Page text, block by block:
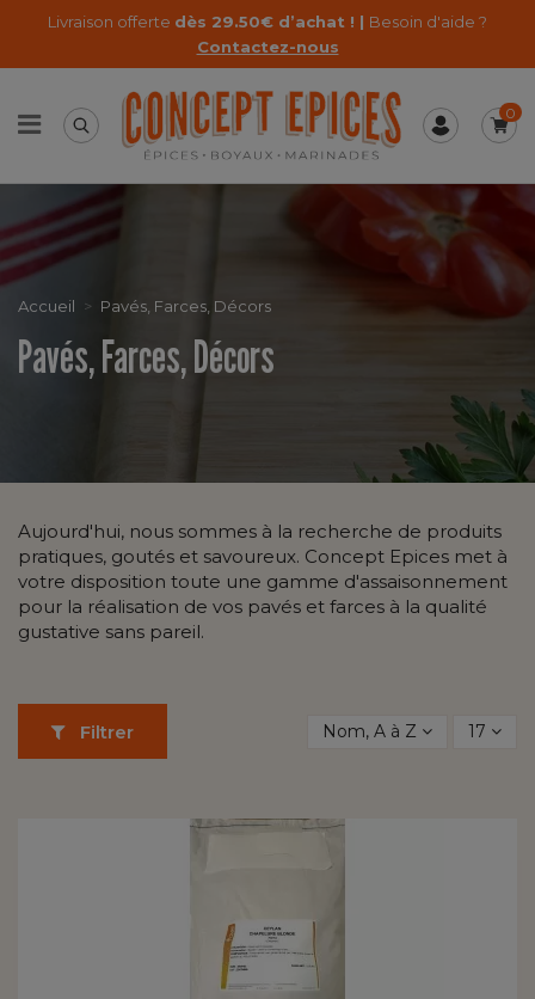
Livraison offerte dès 29.50€ d’achat ! | Besoin d'aide ?
Contactez-nous
0
Accueil Pavés, Farces, Décors
Pavés, Farces, Décors
Aujourd'hui, nous sommes à la recherche de produits
pratiques, goutés et savoureux. Concept Epices met à
votre disposition toute une gamme d'assaisonnement
pour la réalisation de vos pavés et farces à la qualité
gustative sans pareil.
Filtrer Nom, A à Z 17